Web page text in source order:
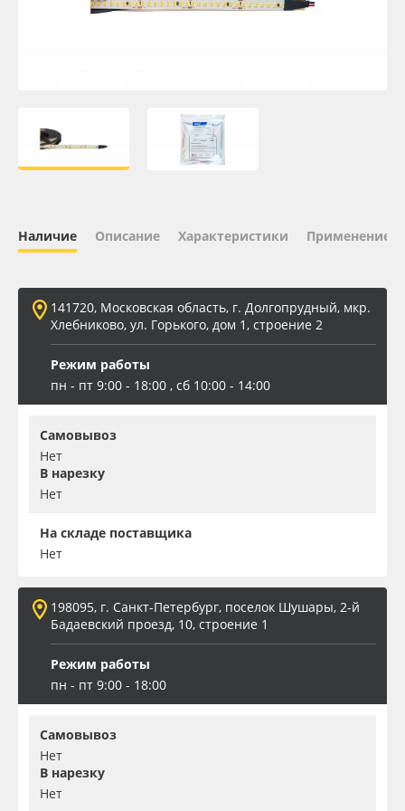
Плёнка монтажная Oratape
ПЭТ листовой
Баннер
Заготовки для сувениров
Наличие Описание Характеристики Применение
141720, Московская область, г. Долгопрудный, мкр.
Хлебниково, ул. Горького, дом 1, строение 2
Режим работы
пн - пт 9:00 - 18:00 , сб 10:00 - 14:00
Самовывоз
Нет
В нарезку
Нет
На складе поставщика
Нет
198095, г. Санкт-Петербург, поселок Шушары, 2-й
Бадаевский проезд, 10, строение 1
Режим работы
пн - пт 9:00 - 18:00
Самовывоз
Нет
В нарезку
Нет